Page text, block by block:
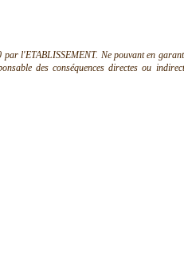
l'ETABLISSEMENT. Ne pouvant en
des conséquences directes ou